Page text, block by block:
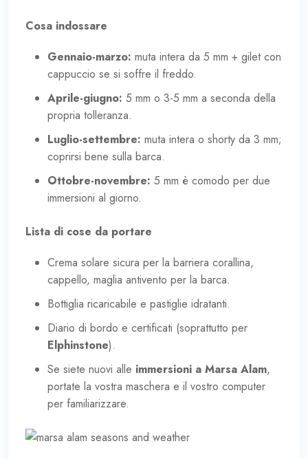
Cosa indossare
Gennaio-marzo: muta intera da 5 mm + gilet con
cappuccio se si soffre il freddo.
Aprile-giugno: 5 mm o 3-5 mm a seconda della
propria tolleranza.
Luglio-settembre: muta intera o shorty da 3 mm;
coprirsi bene sulla barca.
Ottobre-novembre: 5 mm è comodo per due
immersioni al giorno.
Lista di cose da portare
Crema solare sicura per la barriera corallina,
cappello, maglia antivento per la barca.
Bottiglia ricaricabile e pastiglie idratanti.
Diario di bordo e certificati (soprattutto per
Elphinstone).
Se siete nuovi alle immersioni a Marsa Alam,
portate la vostra maschera e il vostro computer
per familiarizzare.